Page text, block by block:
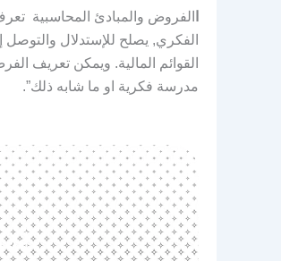
الفروض والمبادئ المحاسبية
الفكري, يصلح للإستدلال
القوائم المالية. ويمكن تعريف
مدرسة فكرية او ما شابه ذلك”.